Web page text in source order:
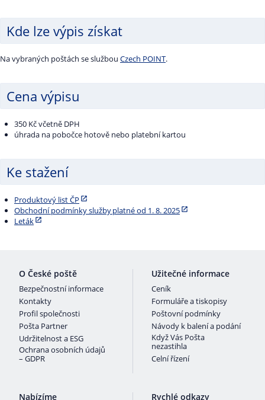
Kde lze výpis získat
Na vybraných poštách se službou Czech POINT.
Cena výpisu
350 Kč včetně DPH
úhrada na pobočce hotově nebo platební kartou
Ke stažení
Produktový list ČP
Obchodní podmínky služby platné od 1. 8. 2025
Leták
O České poště
Bezpečnostní informace
Kontakty
Profil společnosti
Pošta Partner
Udržitelnost a ESG
Ochrana osobních údajů
– GDPR
Užitečné informace
Ceník
Formuláře a tiskopisy
Poštovní podmínky
Návody k balení a podání
Když Vás Pošta
nezastihla
Celní řízení
Nabízíme Rychlé odkazy